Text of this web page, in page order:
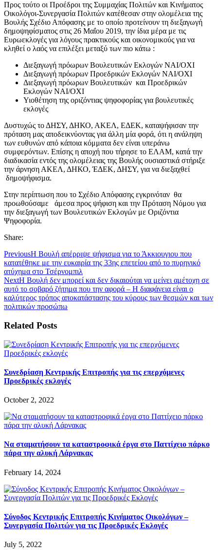
Προς τούτο οι Προέδροι της Συμμαχίας Πολιτών και Κινήματος
Οικολόγοι-Συνεργασία Πολιτών κατέθεσαν στην ολομέλεια της
Βουλής Σχέδιο Απόφασης με το οποίο προτείνουν τη διεξαγωγή
δημοψηφίσματος στις 26 Μαΐου 2019, την ίδια μέρα με τις
Ευρωεκλογές για λόγους πρακτικούς και οικονομικούς για να
κληθεί ο λαός να επιλέξει μεταξύ των πιο κάτω :
Διεξαγωγή πρόωρων Βουλευτικών Εκλογών ΝΑΙ/ΟΧΙ
Διεξαγωγή πρόωρων Προεδρικών Εκλογών ΝΑΙ/ΟΧΙ
Διεξαγωγή πρόωρων Βουλευτικών και Προεδρικών
Εκλογών ΝΑΙ/ΟΧΙ
Υιοθέτηση της οριζόντιας ψηφοφορίας για βουλευτικές
εκλογές
Δυστυχώς το ΔΗΣΥ, ΔΗΚΟ, ΑΚΕΛ, ΕΔΕΚ, καταψήφισαν την
πρόταση μας αποδεικνύοντας για άλλη μία φορά, ότι η ανάληψη
των ευθυνών από κάποια κόμματα δεν είναι υπεράνω
συμφερόντων. Επίσης η αποχή που τήρησε το ΕΛΑΜ, κατά την
διαδικασία εντός της ολομέλειας της Βουλής ουσιαστικά στήριξε
την άρνηση ΑΚΕΛ, ΔΗΚΟ, ΈΔΕΚ, ΔΗΣΥ, για να διεξαχθεί
δημοψήφισμα.
Στην περίπτωση που το Σχέδιο Απόφασης εγκρινόταν θα
προωθούσαμε άμεσα προς ψήφιση και την Πρόταση Νόμου για
την διεξαγωγή των Βουλευτικών Εκλογών με Οριζόντια
Ψηφοφορία.
Share:
PreviousΗ Βουλή απέρριψε ψήφισμα για το Άκκιουγιου που
κατατέθηκε με την ευκαιρία της 33ης επετείου από το πυρηνικό
ατύχημα στο Τσέρνομπιλ
NextΗ Βουλή δεν μπορεί και δεν δικαιούται να μείνει αμέτοχη σε
αυτό το σοβαρό ζήτημα που την αφορά – Η διαφάνεια είναι ο
καλύτερος τρόπος αποκατάστασης του κύρους των θεσμών και των
πολιτικών προσώπω
Related Posts
Συνεδρίαση Κεντρικής Επιτροπής για τις επερχόμενες
Προεδρικές εκλογές
October 2, 2022
Να σταματήσουν τα καταστροφικά έργα στο Παττίχειο πάρκο
πάρα την αλυκή Λάρνακας
February 14, 2024
Σύνοδος Κεντρικής Επιτροπής Κινήματος Οικολόγων –
Συνεργασία Πολιτών για τις Προεδρικές Εκλογές
July 5, 2022